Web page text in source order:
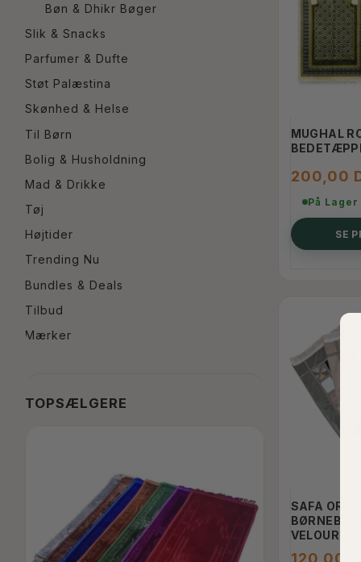
Bøn & Dhikr Bøger
Slik & Snacks
Parfumer & Dufte
Støt Palæstina
Skønhed & Helse
Til Børn
Bolig & Husholdning
Mad & Drikke
Tøj
Højtider
Trending Nu
Bundles & Deals
Tilbud
Mærker
TOPSÆLGERE
MUGHAL
200,00
På Lager
SE
SAFA
VELOUR
120,00